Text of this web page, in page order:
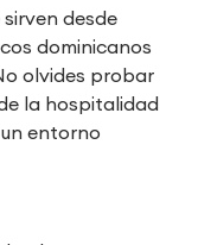
desde
dominicanos
olvides probar
la hospitalidad
entorno